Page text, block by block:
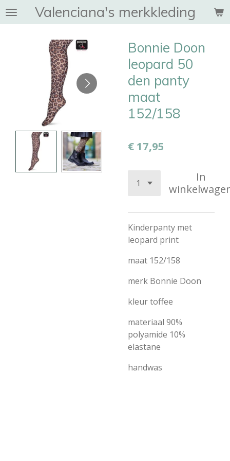
Ga
direct
hoofdinhoud
Valenciana's merkkleding
Bonnie Doon
leopard 50
den panty
maat
152/158
€ 17,95
In
Kinderpanty met
leopard print
maat 152/158
merk Bonnie Doon
kleur toffee
materiaal 90%
polyamide 10%
elastane
handwas